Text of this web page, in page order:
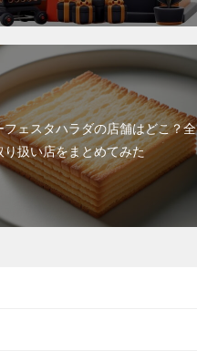
フェスタハラダの店舗はどこ？全
り扱い店をまとめてみた